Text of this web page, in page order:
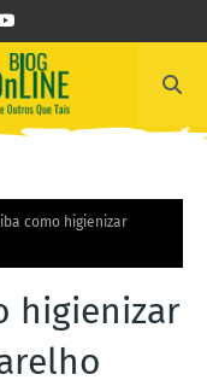
como higienizar
higienizar